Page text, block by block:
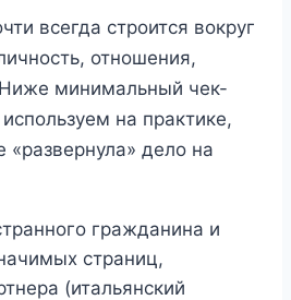
всегда строится вокруг
отношения,
минимальный чек-
на практике,
«развернула» дело на
гражданина и
страниц,
(итальянский